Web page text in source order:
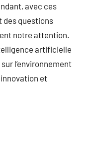
avec ces
des questions
notre attention.
artificielle
l’environnement
et